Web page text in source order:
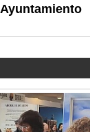
Ayuntamiento